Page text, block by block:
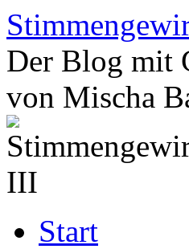
Zum
Inhalt
springen
Der Blog mit
von Mischa
Start